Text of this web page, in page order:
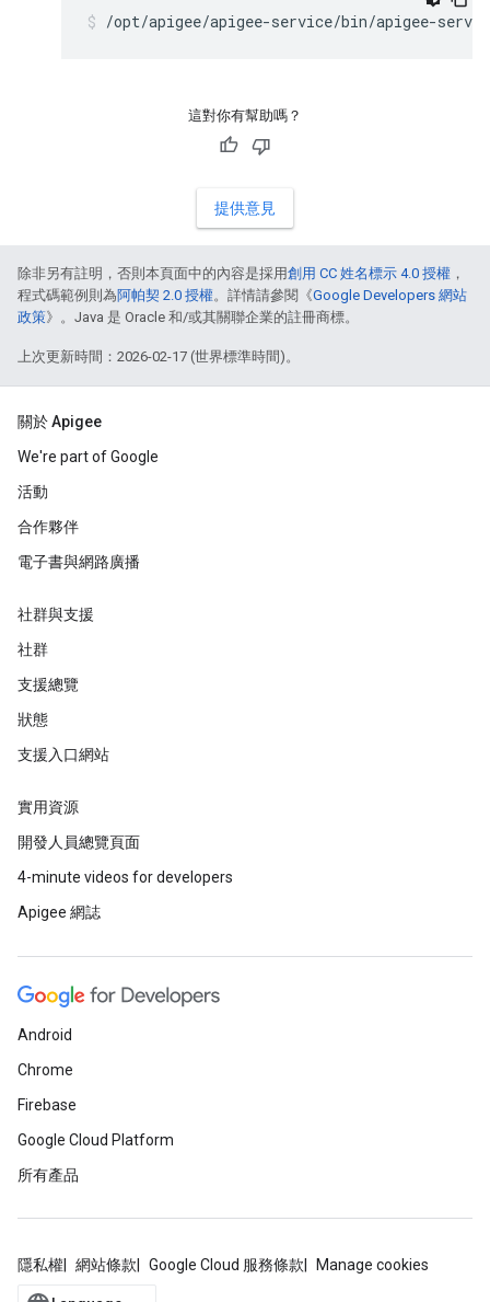
/opt/apigee/apigee-service/bin/apigee-
這對你有幫助嗎？
提供意見
除非另有註明，否則本頁面中的內容是採用創用 CC 姓名標示 4.0 授權 ，
程式碼範例則為阿帕契 2.0 授權。詳情請參閱《Google Developers 網站
政策》。Java 是 Oracle 和/或其關聯企業的註冊商標。
上次更新時間：2026-02-17 (世界標準時間)。
關於 Apigee
We're part of Google
活動
合作夥伴
電子書與網路廣播
社群與支援
社群
支援總覽
狀態
支援入口網站
實用資源
開發人員總覽頁面
4-minute videos for developers
Apigee 網誌
Android
Chrome
Firebase
Google Cloud Platform
所有產品
隱私權 網站條款 Google Cloud 服務條款 Manage cookies